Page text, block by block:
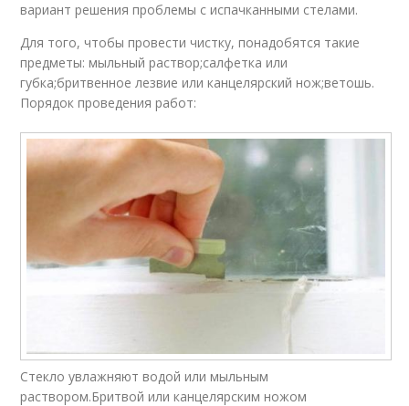
вариант решения проблемы с испачканными стелами.
Для того, чтобы провести чистку, понадобятся такие
предметы: мыльный раствор;салфетка или
губка;бритвенное лезвие или канцелярский нож;ветошь.
Порядок проведения работ:
Стекло увлажняют водой или мыльным
раствором.Бритвой или канцелярским ножом